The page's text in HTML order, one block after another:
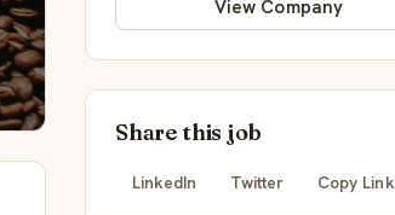
View Company
Share this job
LinkedIn Twitter Copy Link